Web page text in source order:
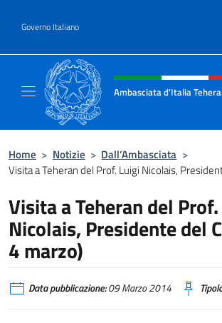
Governo Italiano
Intestazione sito,
Ambasciata d'Italia
Home > Notizie > Dall’Ambasciata >
Visita a Teheran del Prof. Luigi Nicolais,
Visita a Teheran del
Nicolais, Presidente del
4 marzo)
Data pubblicazione:09 Marzo 2014